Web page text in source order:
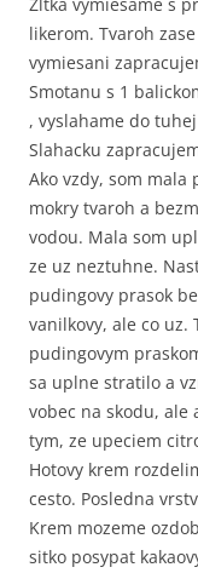
likerom. Tvaroh
vymiesani
Smotanu s 1
, vyslahame do
Slahacku
Ako vzdy, som
mokry tvaroh a
vodou. Mala som
ze uz neztuhne.
pudingovy prasok
vanilkovy, ale co uz.
pudingovym
sa uplne stratilo a
vobec na skodu, ale
tym, ze upeciem
Hotovy krem
cesto. Posledna
Krem mozeme
sitko posypat